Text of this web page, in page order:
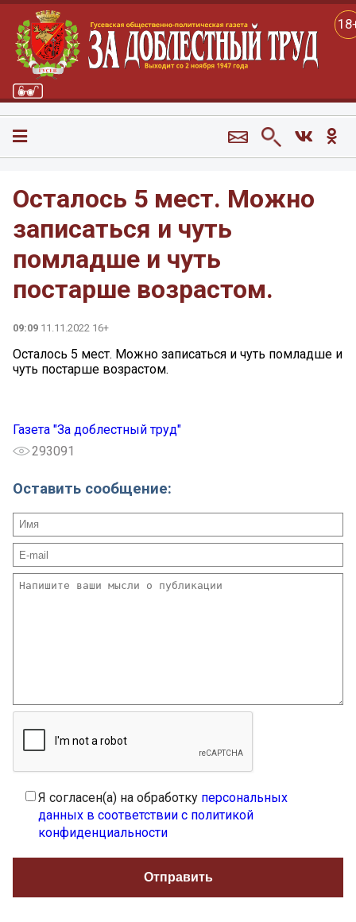
Осталось 5 мест. Можно
записаться и чуть
помладше и чуть
постарше возрастом.
09:09 11.11.2022 16+
Осталось 5 мест. Можно записаться и чуть помладше и
чуть постарше возрастом.
Газета "За доблестный труд"
293091
Оставить сообщение:
Я согласен(а) на обработку персональных
данных в соответствии с политикой
конфиденциальности